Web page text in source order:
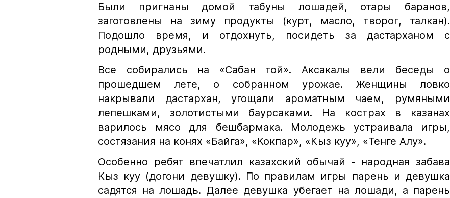
Были пригнаны домой табуны лошадей, отары баранов,
заготовлены на зиму продукты (курт, масло, творог, талкан).
Подошло время, и отдохнуть, посидеть за дастарханом с
родными, друзьями.
Все собирались на «Сабан той». Аксакалы вели беседы о
прошедшем лете, о собранном урожае. Женщины ловко
накрывали дастархан, угощали ароматным чаем, румяными
лепешками, золотистыми баурсаками. На кострах в казанах
варилось мясо для бешбармака. Молодежь устраивала игры,
состязания на конях «Байга», «Кокпар», «Кыз куу», «Тенге Алу».
Особенно ребят впечатлил казахский обычай - народная забава
Кыз куу (догони девушку). По правилам игры парень и девушка
садятся на лошадь. Далее девушка убегает на лошади, а парень